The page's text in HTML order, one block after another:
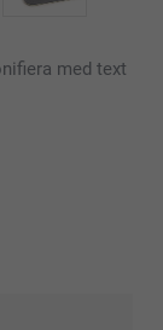
med text